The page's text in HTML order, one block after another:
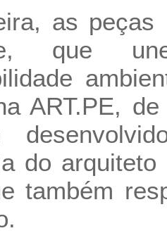
as peças
que
ART.PE,
do
também